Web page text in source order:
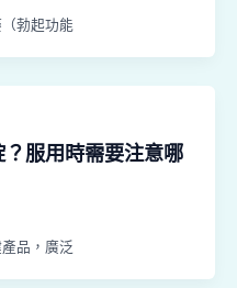
勃起功能
服用時需要注意哪
品，廣泛